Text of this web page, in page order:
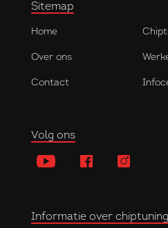
Sitemap
Home
Over ons
Contact
Volg ons
Informatie over chiptuning